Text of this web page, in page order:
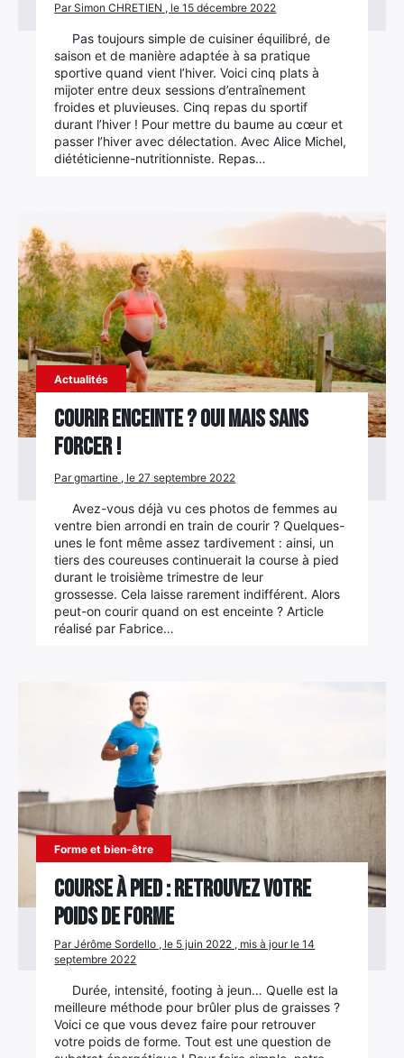
Par Simon CHRETIEN , le 15 décembre 2022
Pas toujours simple de cuisiner équilibré, de
saison et de manière adaptée à sa pratique
sportive quand vient l’hiver. Voici cinq plats à
mijoter entre deux sessions d’entraînement
froides et pluvieuses. Cinq repas du sportif
durant l’hiver ! Pour mettre du baume au cœur et
passer l’hiver avec délectation. Avec Alice Michel,
diététicienne-nutritionniste. Repas…
Actualités
Courir enceinte ? Oui mais sans
forcer !
Par gmartine , le 27 septembre 2022
Avez-vous déjà vu ces photos de femmes au
ventre bien arrondi en train de courir ? Quelques-
unes le font même assez tardivement : ainsi, un
tiers des coureuses continuerait la course à pied
durant le troisième trimestre de leur
grossesse. Cela laisse rarement indifférent. Alors
peut-on courir quand on est enceinte ? Article
réalisé par Fabrice…
Forme et bien-être
Course à pied : retrouvez votre
poids de forme
Par Jérôme Sordello , le 5 juin 2022 , mis à jour le 14
septembre 2022
Durée, intensité, footing à jeun… Quelle est la
meilleure méthode pour brûler plus de graisses ?
Voici ce que vous devez faire pour retrouver
votre poids de forme. Tout est une question de